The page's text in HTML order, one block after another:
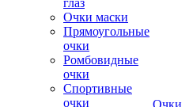
глаз
Очки маски
Прямоугольные
очки
Ромбовидные
очки
Спортивные
очки
Очки